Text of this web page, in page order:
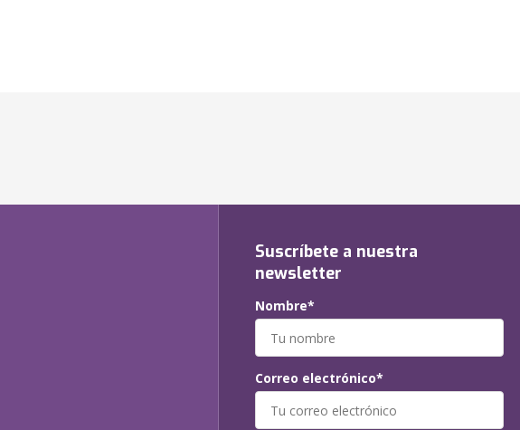
Suscríbete a nuestra
newsletter
Nombre*
Correo electrónico*